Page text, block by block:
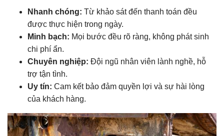
Nhanh chóng: Từ khảo sát đến thanh toán đều
được thực hiện trong ngày.
Minh bạch: Mọi bước đều rõ ràng, không phát sinh
chi phí ẩn.
Chuyên nghiệp: Đội ngũ nhân viên lành nghề, hỗ
trợ tận tình.
Uy tín: Cam kết bảo đảm quyền lợi và sự hài lòng
của khách hàng.